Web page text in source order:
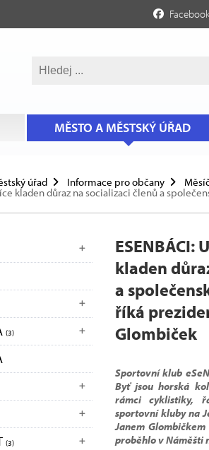
Facebook
MĚSTO A MĚSTSKÝ ÚŘAD
úřad Informace pro občany
kladen důraz na socializaci členů a
(3)
(3)
ESENBÁCI:
kladen
a
říká
Glombiček
Sportovní klub
Byť jsou horská
rámci cyklistiky,
sportovní kluby na
Janem
proběhlo v Náměšti